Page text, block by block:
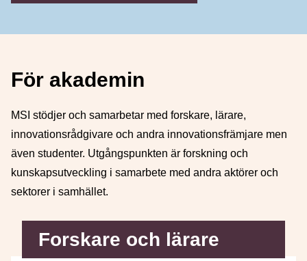
För akademin
MSI stödjer och samarbetar med forskare, lärare,
innovationsrådgivare och andra innovationsfrämjare men
även studenter. Utgångspunkten är forskning och
kunskapsutveckling i samarbete med andra aktörer och
sektorer i samhället.
Forskare och lärare